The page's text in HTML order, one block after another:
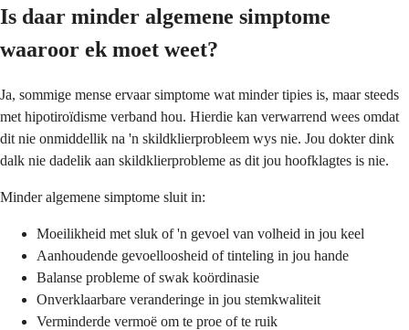
Is daar minder algemene simptome
waaroor ek moet weet?
Ja, sommige mense ervaar simptome wat minder tipies is, maar steeds
met hipotiroïdisme verband hou. Hierdie kan verwarrend wees omdat
dit nie onmiddellik na 'n skildklierprobleem wys nie. Jou dokter dink
dalk nie dadelik aan skildklierprobleme as dit jou hoofklagtes is nie.
Minder algemene simptome sluit in:
Moeilikheid met sluk of 'n gevoel van volheid in jou keel
Aanhoudende gevoelloosheid of tinteling in jou hande
Balanse probleme of swak koördinasie
Onverklaarbare veranderinge in jou stemkwaliteit
Verminderde vermoë om te proe of te ruik